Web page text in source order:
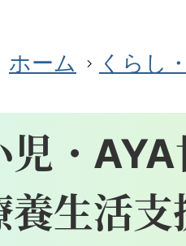
ホーム くらし
児・
養生活支